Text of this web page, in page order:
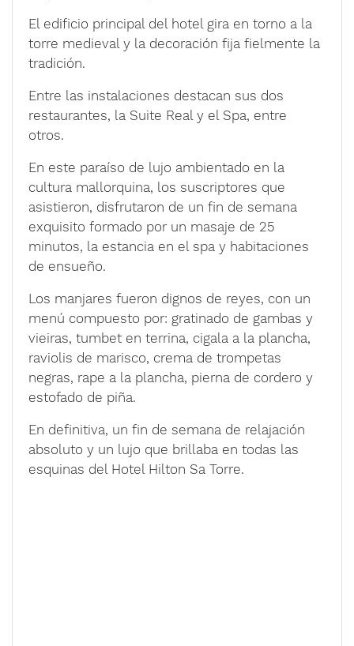
El edificio principal del hotel gira en torno a la
torre medieval y la decoración fija fielmente la
tradición.
Entre las instalaciones destacan sus dos
restaurantes, la Suite Real y el Spa, entre
otros.
En este paraíso de lujo ambientado en la
cultura mallorquina, los suscriptores que
asistieron, disfrutaron de un fin de semana
exquisito formado por un masaje de 25
minutos, la estancia en el spa y habitaciones
de ensueño.
Los manjares fueron dignos de reyes, con un
menú compuesto por: gratinado de gambas y
vieiras, tumbet en terrina, cigala a la plancha,
raviolis de marisco, crema de trompetas
negras, rape a la plancha, pierna de cordero y
estofado de piña.
En definitiva, un fin de semana de relajación
absoluto y un lujo que brillaba en todas las
esquinas del Hotel Hilton Sa Torre.